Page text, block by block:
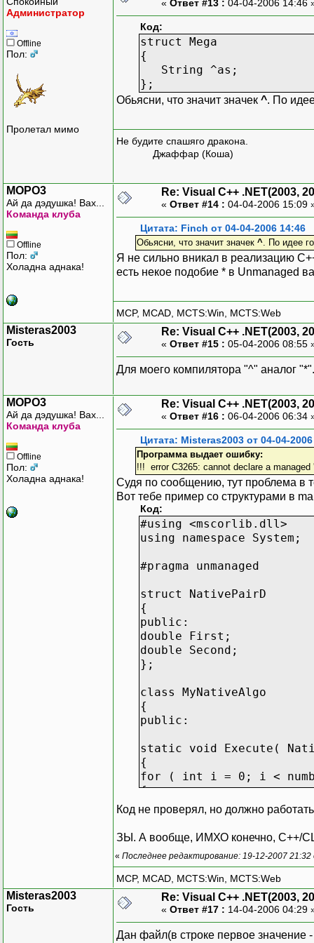
Администратор
Offline
Пол:
Пролетал мимо
« Ответ #13 : 04-04-2006 14:46
Код:
struct Mega
{
String ^as;
};
Обьясни, что значит значек ^. По
Не будите спашяго дракона.
Джаффар (Коша)
MOPO3
Ай да дэдушка! Вах...
Команда клуба
Offline
Пол:
Холадна аднака!
Re: Visual C++ .NET(2003,
« Ответ #14 : 04-04-2006 15:09
Цитата: Finch от 04-04-2006 14:46
Обьясни, что значит значек ^. По идее
Я не сильно вникал в реализацию
есть некое подобие * в Unmanaged
MCP, MCAD, MCTS:Win, MCTS:Web
Misteras2003
Гость
Re: Visual C++ .NET(2003,
« Ответ #15 : 05-04-2006 08:55
Для моего компилятора "^" аналог
MOPO3
Ай да дэдушка! Вах...
Команда клуба
Offline
Пол:
Холадна аднака!
Re: Visual C++ .NET(2003,
« Ответ #16 : 06-04-2006 06:34
Цитата: Misteras2003 от 04-04-
Программа выдает ошибку:
!!! error C3265: cannot declare a
Судя по сообщению, тут проблема в
Вот тебе пример со структурами в
Код:
#using <mscorlib.dll>
using namespace System;
#pragma unmanaged
struct NativePairD
{
public:
double First;
double Second;
};
class MyNativeAlgo
{
public:
static void Execute(
{
for ( int i = 0; i <
{
data[i].Second +=
}
#pragma managed
__value public struct
public:
Код не проверял, но должно
ЗЫ. А вообще, ИМХО конечно, C++/
« Последнее редактирование: 19-12-2007
MCP, MCAD, MCTS:Win, MCTS:Web
Misteras2003
Гость
Re: Visual C++ .NET(2003,
« Ответ #17 : 14-04-2006 04:29
Дан файл(в строке первое значение